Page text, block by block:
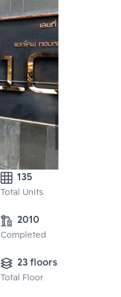
135
Total Units
2010
Completed
23 floors
Total Floor